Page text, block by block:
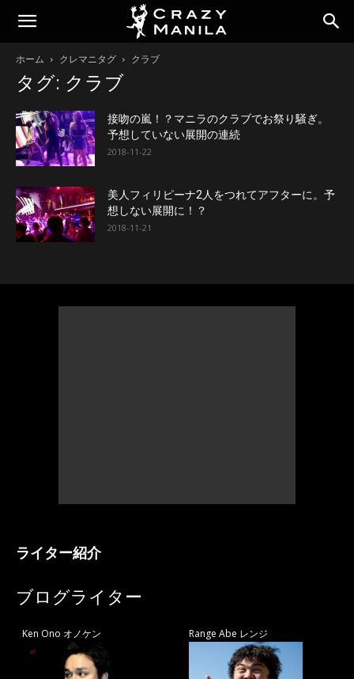
ホーム クレマニタグ クラブ
タグ: クラブ
接吻の嵐！？マニラのクラブでお祭り騒ぎ。
予想していない展開の連続
2018-11-22
美人フィリピーナ2人をつれてアフターに。予
想しない展開に！？
2018-11-21
ライター紹介
ブログライター
Ken Ono オノケン Range Abe レンジ